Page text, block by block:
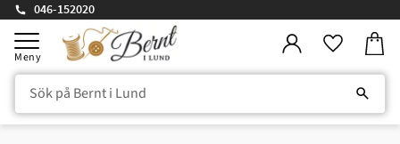
Meny
046-152020